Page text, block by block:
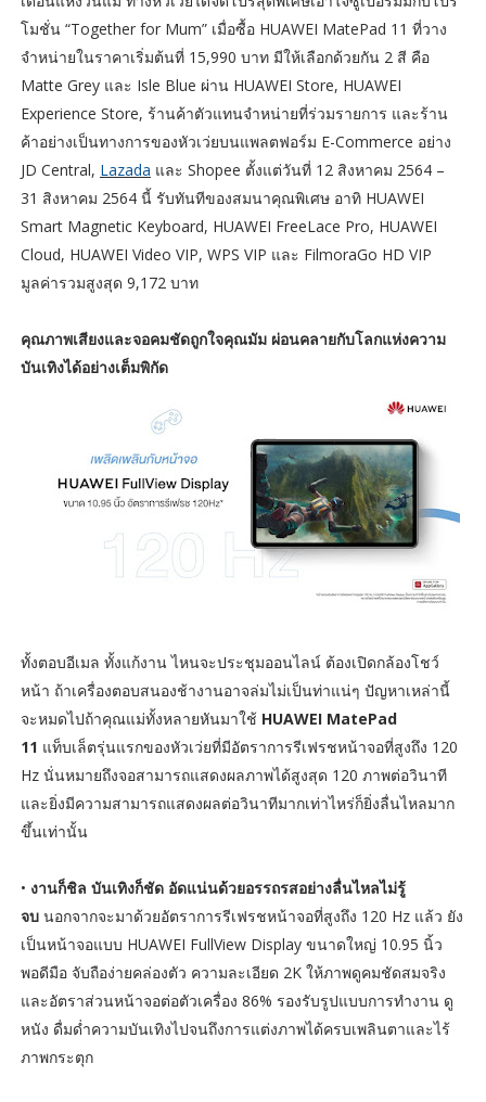
โมชั่น “Together for Mum” เมื่อซื้อ HUAWEI MatePad 11 ที่วาง
จำหน่ายในราคาเริ่มต้นที่ 15,990 บาท มีให้เลือกด้วยกัน 2 สี คือ
Matte Grey และ Isle Blue ผ่าน HUAWEI Store, HUAWEI
Experience Store, ร้านค้าตัวแทนจำหน่ายที่ร่วมรายการ และร้าน
ค้าอย่างเป็นทางการของหัวเว่ยบนแพลตฟอร์ม E-Commerce อย่าง
JD Central, Lazada และ Shopee ตั้งแต่วันที่ 12 สิงหาคม 2564 –
31 สิงหาคม 2564 นี้ รับทันทีของสมนาคุณพิเศษ อาทิ HUAWEI
Smart Magnetic Keyboard, HUAWEI FreeLace Pro, HUAWEI
Cloud, HUAWEI Video VIP, WPS VIP และ FilmoraGo HD VIP
มูลค่ารวมสูงสุด 9,172 บาท
คุณภาพเสียงและจอคมชัดถูกใจคุณมัม ผ่อนคลายกับโลกแห่งความ
บันเทิงได้อย่างเต็มพิกัด
ทั้งตอบอีเมล ทั้งแก้งาน ไหนจะประชุมออนไลน์ ต้องเปิดกล้องโชว์
หน้า ถ้าเครื่องตอบสนองช้างานอาจล่มไม่เป็นท่าแน่ๆ ปัญหาเหล่านี้
จะหมดไปถ้าคุณแม่ทั้งหลายหันมาใช้ HUAWEI MatePad
11 แท็บเล็ตรุ่นแรกของหัวเว่ยที่มีอัตราการรีเฟรชหน้าจอที่สูงถึง 120
Hz นั่นหมายถึงจอสามารถแสดงผลภาพได้สูงสุด 120 ภาพต่อวินาที
และยิ่งมีความสามารถแสดงผลต่อวินาทีมากเท่าไหร่ก็ยิ่งลื่นไหลมาก
ขึ้นเท่านั้น
• งานก็ชิล บันเทิงก็ชัด อัดแน่นด้วยอรรถรสอย่างลื่นไหลไม่รู้
จบ นอกจากจะมาด้วยอัตราการรีเฟรชหน้าจอที่สูงถึง 120 Hz แล้ว ยัง
เป็นหน้าจอแบบ HUAWEI FullView Display ขนาดใหญ่ 10.95 นิ้ว
พอดีมือ จับถือง่ายคล่องตัว ความละเอียด 2K ให้ภาพดูคมชัดสมจริง
และอัตราส่วนหน้าจอต่อตัวเครื่อง 86% รองรับรูปแบบการทำงาน ดู
หนัง ดื่มด่ำความบันเทิงไปจนถึงการแต่งภาพได้ครบเพลินตาและไร้
ภาพกระตุก